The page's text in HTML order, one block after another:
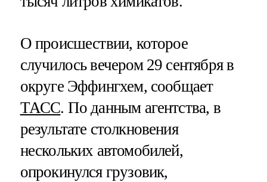
О происшествии, которое
случилось вечером 29 сентября в
округе Эффингхем, сообщает
ТАСС. По данным агентства, в
результате столкновения
нескольких автомобилей,
опрокинулся грузовик,